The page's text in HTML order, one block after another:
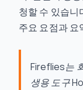
청할 수 있습니
주요 요점과
Fireflies는
생용 도구